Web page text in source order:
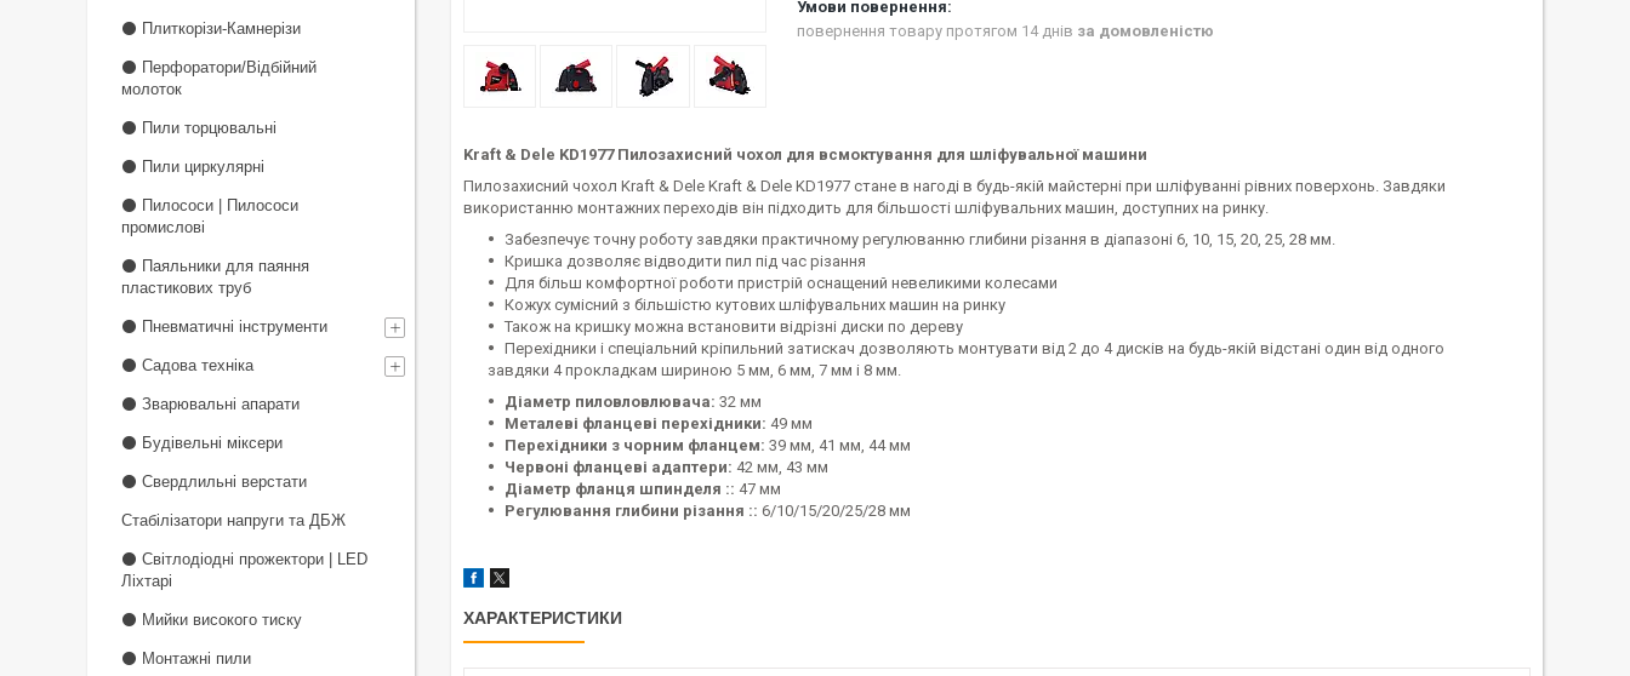
повернення товару протягом 14 днів за домовленістю
Kraft & Dele KD1977 Пилозахисний чохол для всмоктування для шліфувальної машини
Пилозахисний чохол Kraft & Dele Kraft & Dele KD1977 стане в нагоді в будь-якій майстерні при шліфуванні рівних поверхонь. Завдяки
використанню монтажних переходів він підходить для більшості шліфувальних машин, доступних на ринку.
Забезпечує точну роботу завдяки практичному регулюванню глибини різання в діапазоні 6, 10, 15, 20, 25, 28 мм.
Кришка дозволяє відводити пил під час різання
Для більш комфортної роботи пристрій оснащений невеликими колесами
Кожух сумісний з більшістю кутових шліфувальних машин на ринку
Також на кришку можна встановити відрізні диски по дереву
Перехідники і спеціальний кріпильний затискач дозволяють монтувати від 2 до 4 дисків на будь-якій відстані один від одного
завдяки 4 прокладкам шириною 5 мм, 6 мм, 7 мм і 8 мм.
Діаметр пиловловлювача: 32 мм
Металеві фланцеві перехідники: 49 мм
Перехідники з чорним фланцем: 39 мм, 41 мм, 44 мм
Червоні фланцеві адаптери: 42 мм, 43 мм
Діаметр фланця шпинделя :: 47 мм
Регулювання глибини різання :: 6/10/15/20/25/28 мм
ХАРАКТЕРИСТИКИ
⚫ Плиткорізи-Камнерізи
⚫ Перфоратори/Відбійний
молоток
⚫ Пили торцювальні
⚫ Пили циркулярні
⚫ Пилососи | Пилососи
промислові
⚫ Паяльники для паяння
пластикових труб
⚫ Пневматичні інструменти
⚫ Садова техніка
⚫ Зварювальні апарати
⚫ Будівельні міксери
⚫ Свердлильні верстати
Стабілізатори напруги та ДБЖ
⚫ Світлодіодні прожектори | LED
Ліхтарі
⚫ Мийки високого тиску
⚫ Монтажні пили